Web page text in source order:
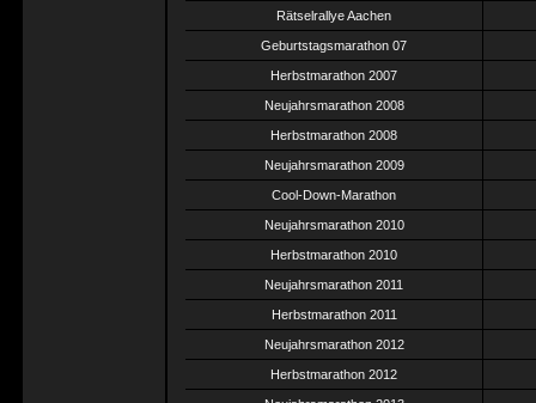
Rätselrallye Aachen
Geburtstagsmarathon 07
Herbstmarathon 2007
Neujahrsmarathon 2008
Herbstmarathon 2008
Neujahrsmarathon 2009
Cool-Down-Marathon
Neujahrsmarathon 2010
Herbstmarathon 2010
Neujahrsmarathon 2011
Herbstmarathon 2011
Neujahrsmarathon 2012
Herbstmarathon 2012